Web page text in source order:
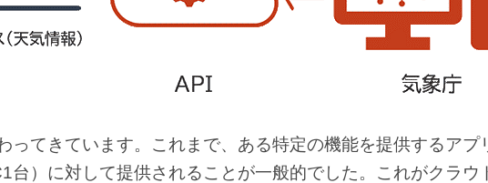
ってきています。これまで、ある特定の機能を提供するアプ
台）に対して提供されることが一般的でした。これがクラウ